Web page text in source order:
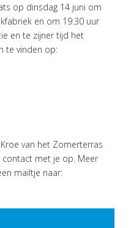
op dinsdag 14 juni om
en om 19:30 uur
en te zijner tijd het
te vinden op:
van het Zomerterras
contact met je op. Meer
mailtje naar: